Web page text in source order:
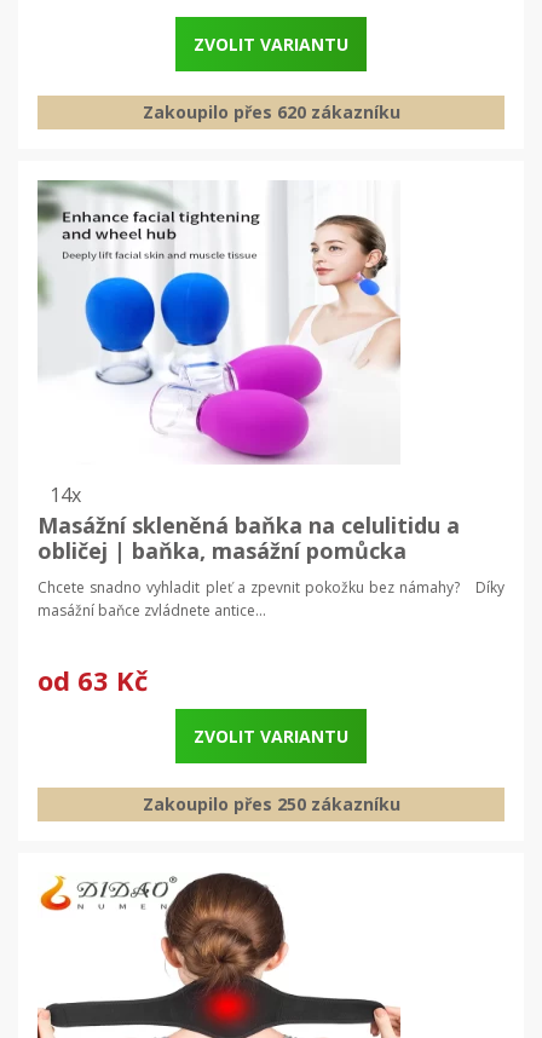
ZVOLIT VARIANTU
Zakoupilo přes 620 zákazníku
14x
Masážní skleněná baňka na celulitidu a
obličej | baňka, masážní pomůcka
Chcete snadno vyhladit pleť a zpevnit pokožku bez námahy? Díky
masážní baňce zvládnete antice...
od 63 Kč
ZVOLIT VARIANTU
Zakoupilo přes 250 zákazníku